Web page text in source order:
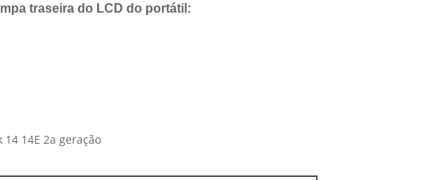
traseira do LCD do portátil:
14E 2a geração